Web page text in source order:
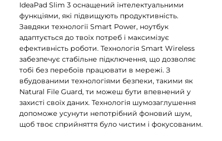
IdeaPad Slim 3 оснащений інтелектуальними
функціями, які підвищують продуктивність.
Завдяки технології Smart Power, ноутбук
адаптується до твоїх потреб і максимізує
ефективність роботи. Технологія Smart Wireless
забезпечує стабільне підключення, що дозволяє
тобі без перебоїв працювати в мережі. З
вбудованими технологіями безпеки, такими як
Natural File Guard, ти можеш бути впевнений у
захисті своїх даних. Технологія шумозаглушення
допоможе усунути непотрібний фоновий шум,
щоб твоє сприйняття було чистим і фокусованим.